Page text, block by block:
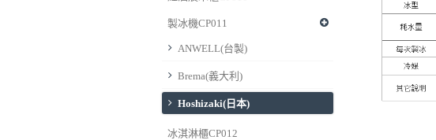
製冰機CP011
ANWELL(台製)
Brema(義大利)
Hoshizaki(日本)
冰淇淋櫃CP012